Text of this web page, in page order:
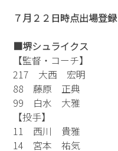
７月２２日時点出場登録
■堺シュライクス
【監督・コーチ】
217 大西 宏明
88 藤原 正典
99 白水 大雅
【投手】
11 西川 貴雅
14 宮本 祐気